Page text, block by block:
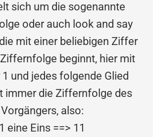
sich um die sogenannte
oder auch look and say
mit einer beliebigen Ziffer
beginnt, hier mit
und jedes folgende Glied
immer die Ziffernfolge des
Vorgängers, also:
1 eine Eins ==> 11